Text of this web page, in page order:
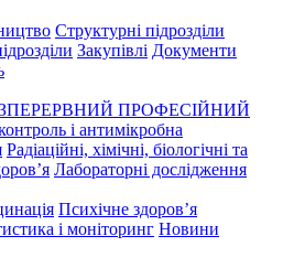
Структурні підрозділи
Закупівлі Документи
ПРОФЕСІЙНИЙ
і антимікробна
Радіаційні, хімічні, біологічні та
Лабораторні дослідження
Психічне здоров’я
і моніторинг Новини